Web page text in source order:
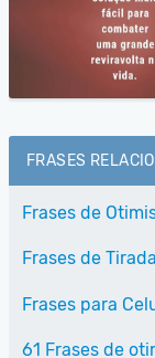
FRASES
Frases de
Frases de
Frases para
61 Frases de